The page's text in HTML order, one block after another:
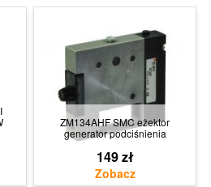
ZM134AHF SMC eżektor
generator podciśnienia
149 zł